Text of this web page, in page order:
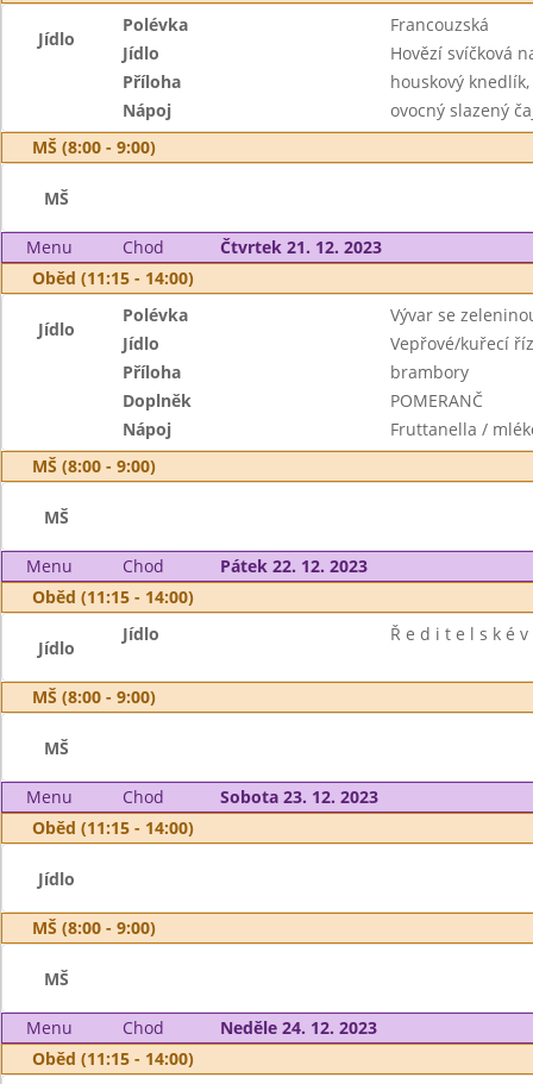
Jídlo
Polévka
Francouzská
Jídlo
Hovězí svíčková
Příloha
houskový
Nápoj
ovocný slazený
MŠ (8:00 - 9:00)
MŠ
Menu Chod
Čtvrtek 21. 12. 2023
Oběd (11:15 - 14:00)
Jídlo
Polévka
Vývar se
Jídlo
Vepřové/kuřecí
Příloha
brambory
Doplněk
POMERANČ
Nápoj
Fruttanella /
MŠ (8:00 - 9:00)
MŠ
Menu Chod
Pátek 22. 12. 2023
Oběd (11:15 - 14:00)
Jídlo
Jídlo Ř e d i t e l s k é
MŠ (8:00 - 9:00)
MŠ
Menu Chod
Sobota 23. 12. 2023
Oběd (11:15 - 14:00)
Jídlo
MŠ (8:00 - 9:00)
MŠ
Menu Chod
Neděle 24. 12. 2023
Oběd (11:15 - 14:00)